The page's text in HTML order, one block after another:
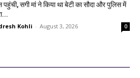
पहुंची, सगी मां ने किया था बेटी का सौदा और पुलिस में
Kohli - August 3, 2026 0